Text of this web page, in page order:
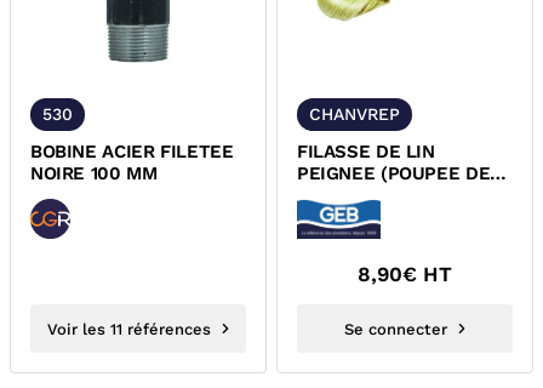
530
BOBINE ACIER FILETEE
NOIRE 100 MM
Voir les 11 références
CHANVREP
FILASSE DE LIN
PEIGNEE (POUPEE DE
CHANVRE) CHANVREP
8,90€ HT
Se connecter